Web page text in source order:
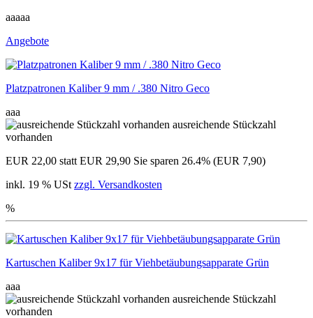
aaaaa
Angebote
Platzpatronen Kaliber 9 mm / .380 Nitro Geco
aaa
ausreichende Stückzahl
vorhanden
EUR 22,00 statt EUR 29,90 Sie sparen 26.4% (EUR 7,90)
inkl. 19 % USt zzgl. Versandkosten
%
Kartuschen Kaliber 9x17 für Viehbetäubungsapparate Grün
aaa
ausreichende Stückzahl
vorhanden